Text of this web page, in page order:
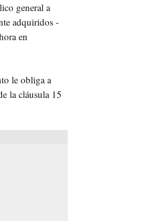
general a
adquiridos -
en
le obliga a
la cláusula 15